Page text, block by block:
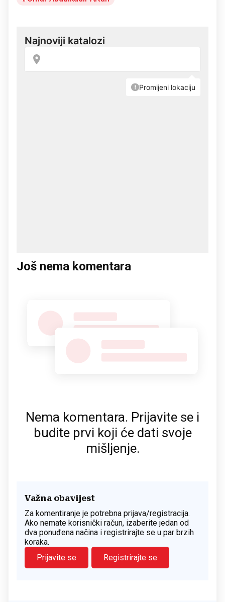
Još nema komentara
Nema komentara. Prijavite se i
budite prvi koji će dati svoje
mišljenje.
Važna obavijest
Za komentiranje je potrebna prijava/registracija.
Ako nemate korisnički račun, izaberite jedan od
dva ponuđena načina i registrirajte se u par brzih
koraka.
Prijavite se
Registrirajte se